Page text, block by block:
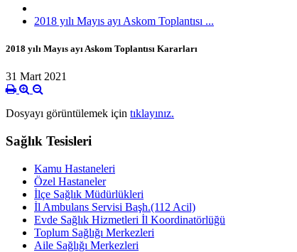
2018 yılı Mayıs ayı Askom Toplantısı ...
2018 yılı Mayıs ayı Askom Toplantısı Kararları
31 Mart 2021
Dosyayı görüntülemek için tıklayınız.
Sağlık Tesisleri
Kamu Hastaneleri
Özel Hastaneler
İlçe Sağlık Müdürlükleri
İl Ambulans Servisi Başh.(112 Acil)
Evde Sağlık Hizmetleri İl Koordinatörlüğü
Toplum Sağlığı Merkezleri
Aile Sağlığı Merkezleri